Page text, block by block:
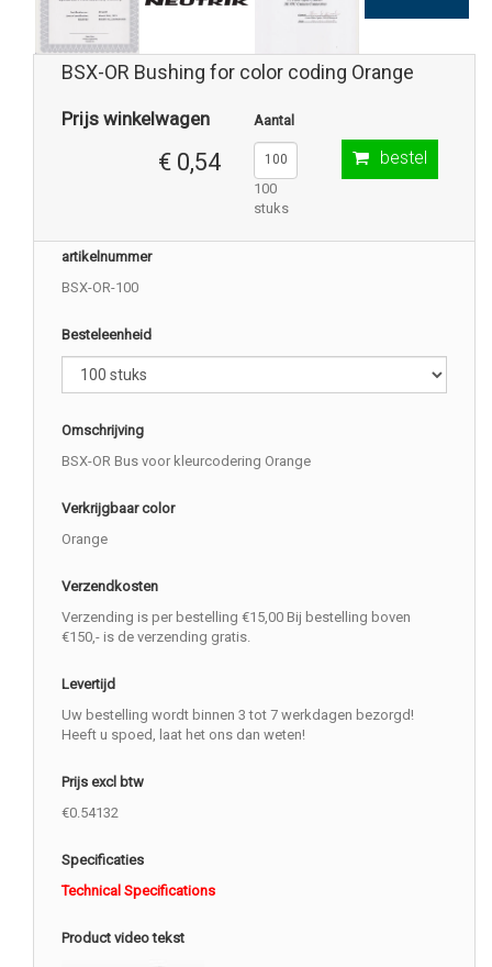
BSX-OR Bushing for color coding Orange
Prijs winkelwagen
€ 0,54
Aantal
100
stuks
bestel
artikelnummer
BSX-OR-100
Besteleenheid
Omschrijving
BSX-OR Bus voor kleurcodering Orange
Verkrijgbaar color
Orange
Verzendkosten
Verzending is per bestelling €15,00 Bij bestelling boven
€150,- is de verzending gratis.
Levertijd
Uw bestelling wordt binnen 3 tot 7 werkdagen bezorgd!
Heeft u spoed, laat het ons dan weten!
Prijs excl btw
€0.54132
Specificaties
Technical Specifications
Product video tekst